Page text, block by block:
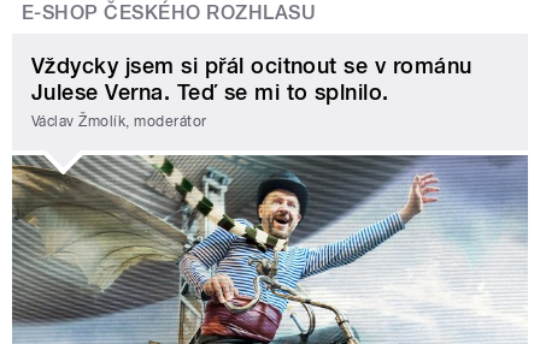
E-SHOP ČESKÉHO ROZHLASU
Vždycky jsem si přál ocitnout se v románu
Julese Verna. Teď se mi to splnilo.
Václav Žmolík, moderátor